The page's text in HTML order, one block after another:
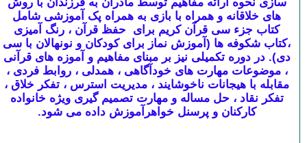
های خلاقانه و همراه با بازی به همراه پک آموزشی شامل
کتاب جزء سی قرآن کریم برای حفظ قرآن ، رنگ آمیزی
،کتاب شکوفه ها (آموزش نماز برای کودکان و نونهالان با سی
دی). در دوره تکمیلی نیز بر مبنای مفاهیم و آموزه های قرآنی
، موضوعات مهارت های خودآگاهی ، همدلی ، روابط فردی ،
مقابله با هیجانات ناخوشایند ، مدیریت استرس ، تفکر خلاق ،
تفکر نقاد ، حل مساله و مهارت تصمیم گیری ویژه خانواده
کارکنان و پرسنل خواهرآموزش داده می شود.